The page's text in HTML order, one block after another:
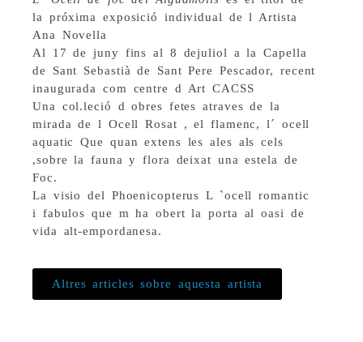
la próxima exposició individual de l Artista
Ana Novella
Al 17 de juny fins al 8 dejuliol a la Capella
de Sant Sebastià de Sant Pere Pescador, recent
inaugurada com centre d Art CACSS
Una col.leció d obres fetes atraves de la
mirada de l Ocell Rosat , el flamenc, l´ ocell
aquatic Que quan extens les ales als cels
,sobre la fauna y flora deixat una estela de
Foc.
La visio del Phoenicopterus L `ocell romantic
i fabulos que m ha obert la porta al oasi de
vida alt-empordanesa.
Altres articles sobre aquesta artista